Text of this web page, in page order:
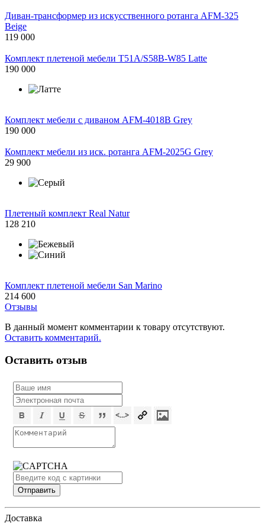
Диван-трансформер из искусственного ротанга AFM-325
Beige
119 000
Комплект плетеной мебели T51A/S58B-W85 Latte
190 000
Комплект мебели с диваном AFM-4018B Grey
190 000
Комплект мебели из иск. ротанга AFM-2025G Grey
29 900
Плетеный комплект Real Natur
128 210
Комплект плетеной мебели San Marino
214 600
Отзывы
В данный момент комментарии к товару отсутствуют.
Оставить комментарий.
Оставить отзыв
Доставка